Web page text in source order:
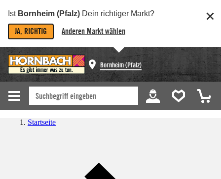
Ist Bornheim (Pfalz) Dein richtiger Markt?
JA, RICHTIG Anderen Markt wählen
Bornheim (Pfalz)
Startseite